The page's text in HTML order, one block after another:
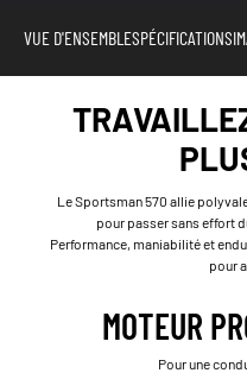
VUE D'ENSEMBLESPÉCIFICATIONS
Le Sportsman 570 allie
pour passer sans effort
Performance, maniabilité et
pour
MOTEUR
Pour une